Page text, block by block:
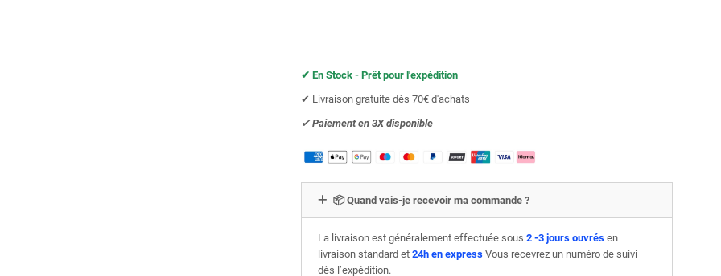
✔︎ En Stock - Prêt pour l'expédition
✔︎ Livraison gratuite dès 70€ d'achats
✔︎ Paiement en 3X disponible
📦 Quand vais-je recevoir ma commande ?
La livraison est généralement effectuée sous 2 -3 jours ouvrés en
livraison standard et24h en expressVous recevrez un numéro de suivi
dès l’expédition.